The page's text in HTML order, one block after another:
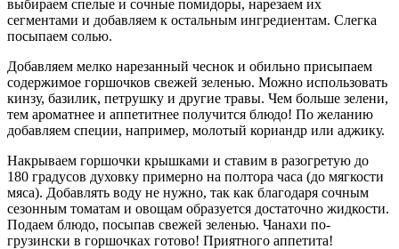
выбираем спелые и сочные помидоры, нарезаем их
сегментами и добавляем к остальным ингредиентам. Слегка
посыпаем солью.
Добавляем мелко нарезанный чеснок и обильно присыпаем
содержимое горшочков свежей зеленью. Можно использовать
кинзу, базилик, петрушку и другие травы. Чем больше зелени,
тем ароматнее и аппетитнее получится блюдо! По желанию
добавляем специи, например, молотый кориандр или аджику.
Накрываем горшочки крышками и ставим в разогретую до
180 градусов духовку примерно на полтора часа (до мягкости
мяса). Добавлять воду не нужно, так как благодаря сочным
сезонным томатам и овощам образуется достаточно жидкости.
Подаем блюдо, посыпав свежей зеленью. Чанахи по-
грузински в горшочках готово! Приятного аппетита!